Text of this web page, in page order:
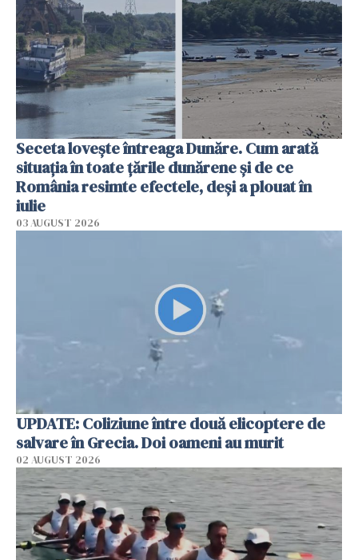
Seceta lovește întreaga Dunăre. Cum arată
situația în toate țările dunărene și de ce
România resimte efectele, deși a plouat în
iulie
03 AUGUST 2026
UPDATE: Coliziune între două elicoptere de
salvare în Grecia. Doi oameni au murit
02 AUGUST 2026